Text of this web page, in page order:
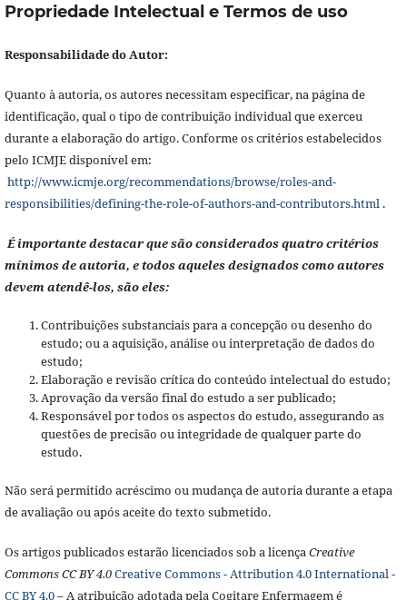
Propriedade Intelectual e Termos de uso
Responsabilidade do Autor:
Quanto à autoria, os autores necessitam especificar, na página de
identificação, qual o tipo de contribuição individual que exerceu
durante a elaboração do artigo. Conforme os critérios estabelecidos
pelo ICMJE disponível em:
http://www.icmje.org/recommendations/browse/roles-and-
responsibilities/defining-the-role-of-authors-and-contributors.html.
É importante destacar que são considerados quatro critérios
mínimos de autoria, e todos aqueles designados como autores
devem atendê-los, são eles:
Contribuições substanciais para a concepção ou desenho do
estudo; ou a aquisição, análise ou interpretação de dados do
estudo;
Elaboração e revisão crítica do conteúdo intelectual do estudo;
Aprovação da versão final do estudo a ser publicado;
Responsável por todos os aspectos do estudo, assegurando as
questões de precisão ou integridade de qualquer parte do
estudo.
Não será permitido acréscimo ou mudança de autoria durante a etapa
de avaliação ou após aceite do texto submetido.
Os artigos publicados estarão licenciados sob a licençaCreative
Commons CC BY 4.0Creative Commons - Attribution 4.0 International -
CC BY 4.0– A atribuição adotada pela Cogitare Enfermagem é